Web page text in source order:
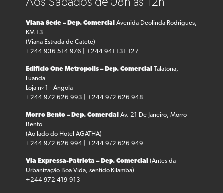
Aos Sábados de 08h às 12h
Viana Sede – Dep. Comercial
Avenida Deolinda Rodrigues,
KM 13
(Viana Estrada de Catete)
+244 936 514 976 | +244 941 131 127
Edifício One Metropolis – Dep. Comercial
Talatona,
Luanda
Loja nº 1 - Angola
+244 972 626 993 | +244 972 626 948
Morro Bento – Dep. Comercial
Av. 21 De Janeiro, Morro
Bento
(Ao lado do Hotel AGATHA)
+244 972 626 994 | +244 972 626 949
Via Expressa-Patriota – Dep. Comercial
(Antes da
Urbanização Boa Vida, sentido Kilamba)
+244 972 419 913